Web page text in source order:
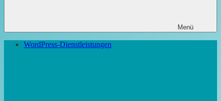
Menü
WordPress-Dienstleistungen